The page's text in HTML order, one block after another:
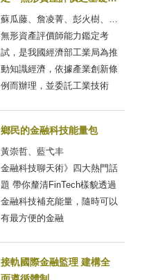
識(2022年版)
蘇瓜藤、詹凌菁、彭火樹、高
銘淞、宋皇志
無形資產評價師能力鑑定考
試，是我國經濟部工業局為推
動知識經濟，依據產業創新條
例而辦理，並委託工業技術
鄉民的金融科技能量包
黃崇哲、藍弋丰
金融科技聊天術》四大熱門話
題 帶你釐清FinTech樣貌透過
金融科技補充能量，隨時可以
有最方便的金融
接軌國際金融監理 建構全